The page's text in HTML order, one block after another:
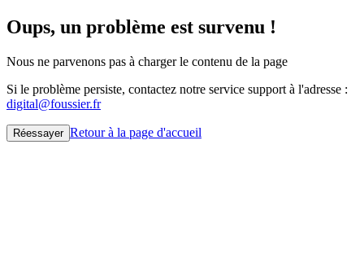
Oups, un problème est survenu !
Nous ne parvenons pas à charger le contenu de la page
Si le problème persiste, contactez notre service support à l'adresse :
digital@foussier.fr
Réessayer Retour à la page d'accueil